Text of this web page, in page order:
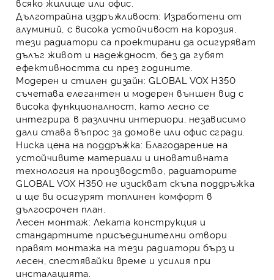
всяко жилище или офис.
Дълготрайна издръжливост: Изработени от
алуминий, с висока устойчивост на корозия,
тези радиатори са проектирани да осигуряват
дълъг живот и надеждност, без да губят
ефективността си през годините.
Модерен и стилен дизайн: GLOBAL VOX H350
съчетава елегантен и модерен външен вид с
висока функционалност, като лесно се
интегрира в различни интериори, независимо
дали става въпрос за домове или офис сгради.
Ниска цена на поддръжка: Благодарение на
устойчивите материали и иновативната
технология на производство, радиаторите
GLOBAL VOX H350 не изискват скъпа поддръжка
и ще ви осигурят топлинен комфорт в
дългосрочен план.
Лесен монтаж: Леката конструкция и
стандартните присъединителни отвори
правят монтажа на тези радиатори бърз и
лесен, спестявайки време и усилия при
инсталацията.